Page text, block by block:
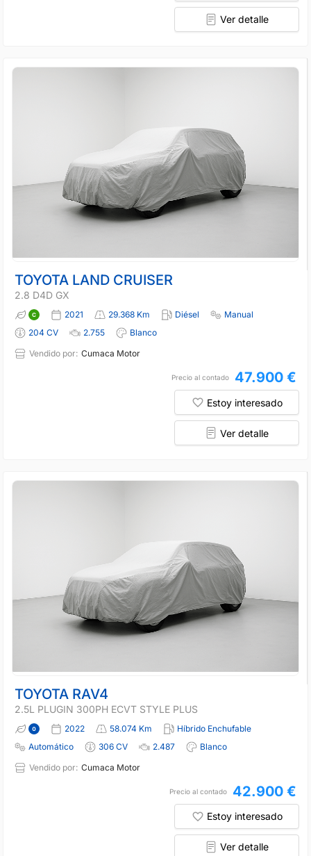
Ver detalle
TOYOTA LAND CRUISER
2.8 D4D GX
2021 29.368 Km Diésel
Manual
204 CV
2.755
Blanco
Vendido por: Cumaca Motor
Precio al contado 47.900 €
Estoy interesado
Ver detalle
TOYOTA RAV4
2.5L PLUGIN 300PH ECVT STYLE PLUS
2022 58.074 Km
Híbrido Enchufable
Automático
306 CV 2.487
Blanco
Vendido por: Cumaca Motor
Precio al contado 42.900 €
Estoy interesado
Ver detalle